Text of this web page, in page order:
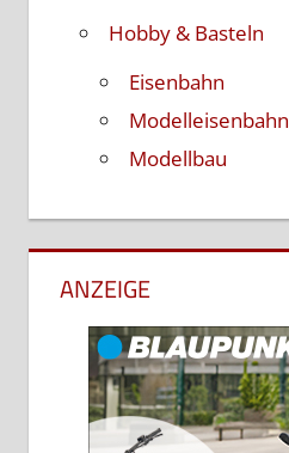
Hobby & Basteln
Eisenbahn
Modelleisenbahn
Modellbau
ANZEIGE